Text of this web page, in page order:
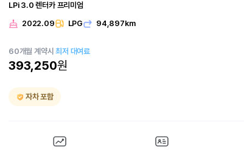
LPi 3.0 렌터카 프리미엄
2022.09 LPG 94,897km
60개월 계약시최저 대여료
393,250원
자차 포함